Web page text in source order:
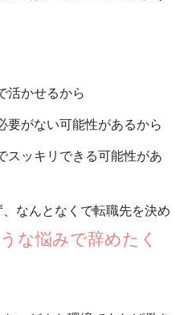
活かせるから
要がない可能性があるから
スッキリできる可能性があ
なんとなくで転職先を決め
な悩みで辞めたく